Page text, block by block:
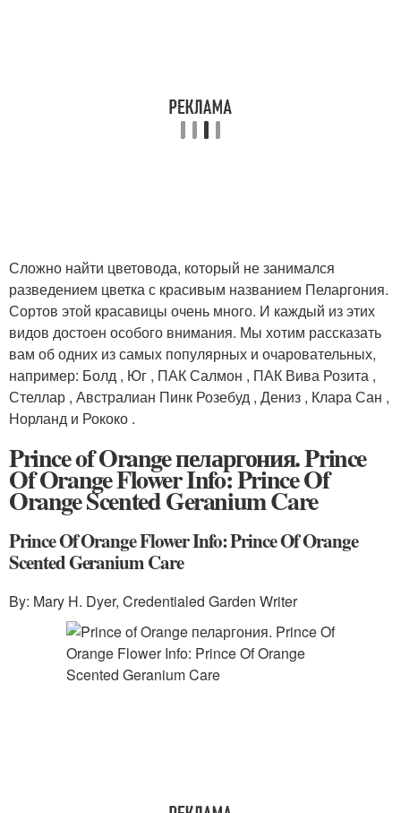
Сложно найти цветовода, который не занимался
разведением цветка с красивым названием Пеларгония.
Сортов этой красавицы очень много. И каждый из этих
видов достоен особого внимания. Мы хотим рассказать
вам об одних из самых популярных и очаровательных,
например: Болд , Юг , ПАК Салмон , ПАК Вива Розита ,
Стеллар , Австралиан Пинк Розебуд , Дениз , Клара Сан ,
Норланд и Рококо .
Prince of Orange пеларгония. Prince
Of Orange Flower Info: Prince Of
Orange Scented Geranium Care
Prince Of Orange Flower Info: Prince Of Orange
Scented Geranium Care
By: Mary H. Dyer, Credentialed Garden Writer